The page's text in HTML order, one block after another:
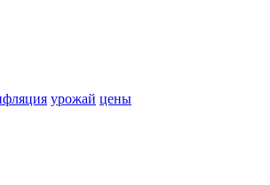
урожай цены